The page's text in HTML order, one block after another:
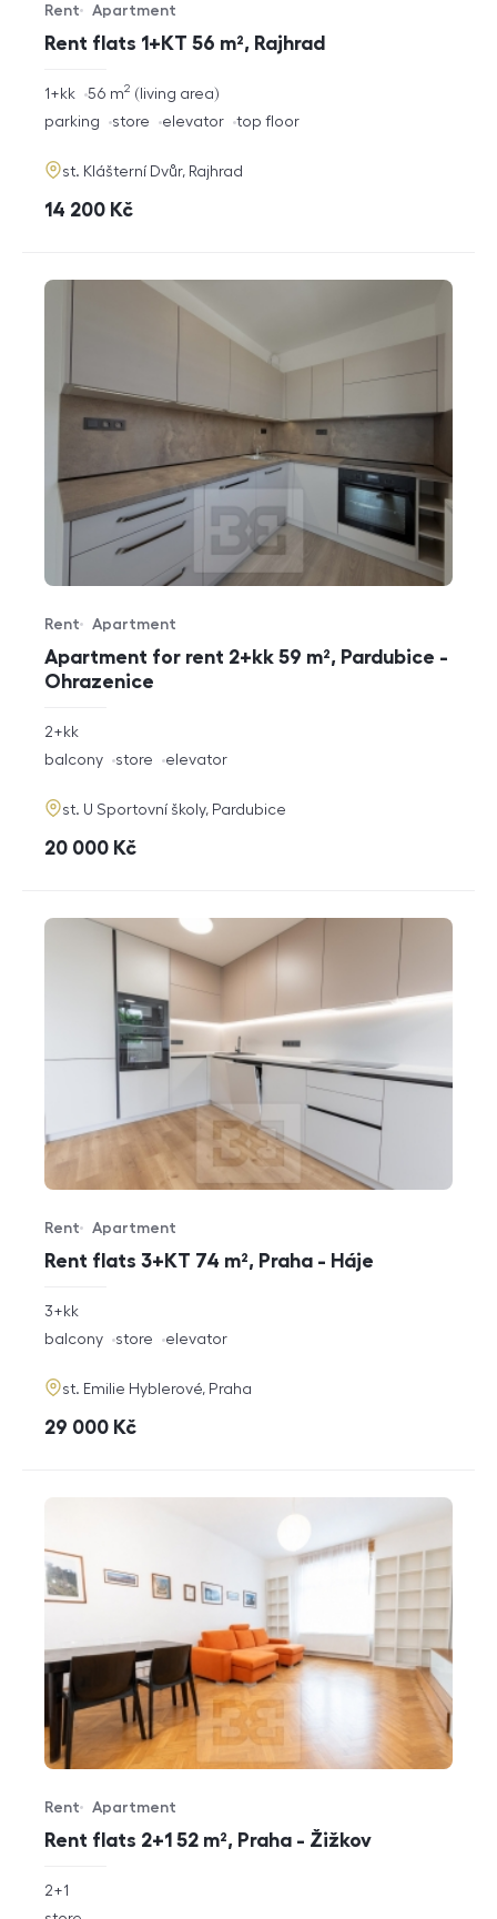
Rent flats 1+KT 56 m², Rajhrad
Offer type
Rent
Property type
Apartment
rozměry
disposition
1+kk living area
56 m2
funkce
parking store elevator top floor
adresa
st. Klášterní Dvůr, Rajhrad
cena
14 200 Kč
Apartment for rent 2+kk 59 m², Pardubice -
Ohrazenice
Offer type
Rent
Property type
Apartment
rozměry
disposition
2+kk
funkce
balcony store elevator
adresa
st. U Sportovní školy, Pardubice
cena
20 000 Kč
Rent flats 3+KT 74 m², Praha - Háje
Offer type
Rent
Property type
Apartment
rozměry
3+kk
funkce
balcony store elevator
adresa
st. Emilie Hyblerové, Praha
cena
29 000 Kč
Rent flats 2+1 52 m², Praha - Žižkov
Offer type
Rent
Property type
Apartment
rozměry
2+1